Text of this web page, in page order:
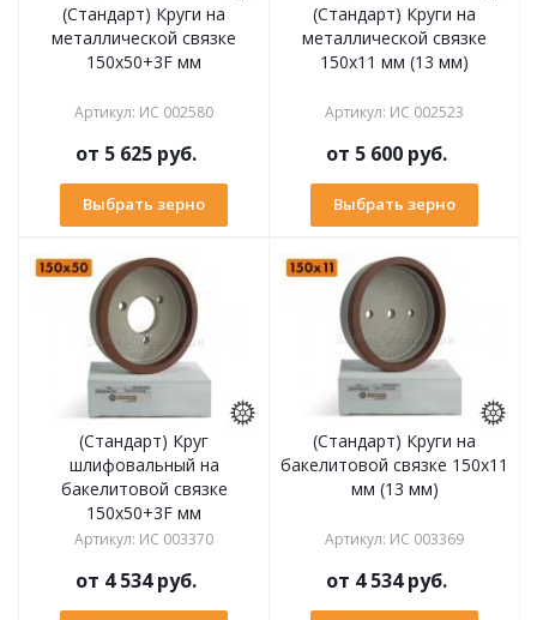
(Стандарт) Круги на
металлической связке
150х50+3F мм
Артикул: ИС 002580
от 5 625 руб.
Выбрать зерно
(Стандарт) Круги на
металлической связке
150х11 мм (13 мм)
Артикул: ИС 002523
от 5 600 руб.
Выбрать зерно
(Стандарт) Круг
шлифовальный на
бакелитовой связке
150х50+3F мм
Артикул: ИС 003370
от 4 534 руб.
(Стандарт) Круги на
бакелитовой связке 150х11
мм (13 мм)
Артикул: ИС 003369
от 4 534 руб.